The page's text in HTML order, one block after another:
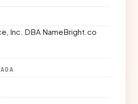
Inc. DBA NameBright.co